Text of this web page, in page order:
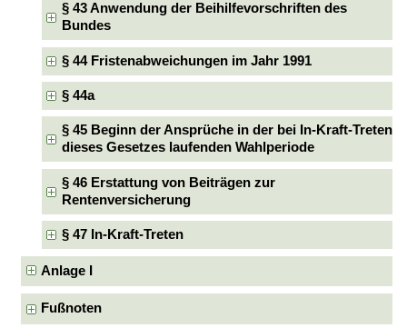
§ 43 Anwendung der Beihilfevorschriften des
Bundes
§ 44 Fristenabweichungen im Jahr 1991
§ 44a
§ 45 Beginn der Ansprüche in der bei In-Kraft-Treten
dieses Gesetzes laufenden Wahlperiode
§ 46 Erstattung von Beiträgen zur
Rentenversicherung
§ 47 In-Kraft-Treten
Anlage I
Fußnoten